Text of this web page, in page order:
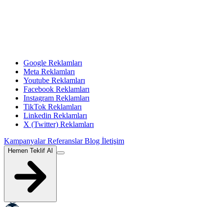
Google Reklamları
Meta Reklamları
Youtube Reklamları
Facebook Reklamları
Instagram Reklamları
TikTok Reklamları
Linkedin Reklamları
X (Twitter) Reklamları
KampanyalarReferanslarBlog İletişim
Hemen Teklif Al